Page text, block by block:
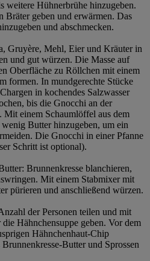
weitere Hühnerbrühe hinzugeben.
Bräter geben und erwärmen. Das
und abschmecken.
Gruyère, Mehl, Eier und Kräuter in
und gut würzen. Die Masse auf
Oberfläche zu Röllchen mit einem
formen. In mundgerechte Stücke
in kochendes Salzwasser
bis die Gnocchi an der
Mit einem Schaumlöffel aus dem
Butter hinzugeben, um ein
Die Gnocchi in einer Pfanne
Schritt ist optional).
Brunnenkresse blanchieren,
Mit einem Stabmixer mit
pürieren und anschließend würzen.
der Personen teilen und mit
Hähnchensuppe geben. Vor dem
Hähnchenhaut-Chip
Butter und Sprossen